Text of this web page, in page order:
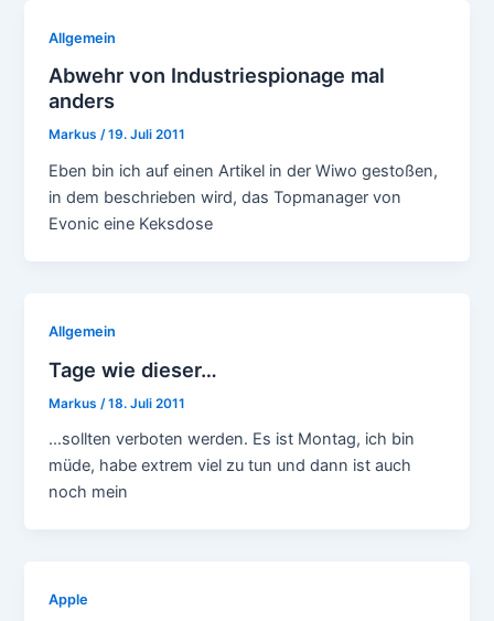
Allgemein
Abwehr von Industriespionage mal
anders
Markus/19. Juli 2011
Eben bin ich auf einen Artikel in der Wiwo gestoßen,
in dem beschrieben wird, das Topmanager von
Evonic eine Keksdose
Allgemein
Tage wie dieser…
Markus /18. Juli 2011
…sollten verboten werden. Es ist Montag, ich bin
müde, habe extrem viel zu tun und dann ist auch
noch mein
Apple